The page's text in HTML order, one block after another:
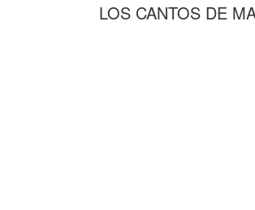
LOS CANTOS DE